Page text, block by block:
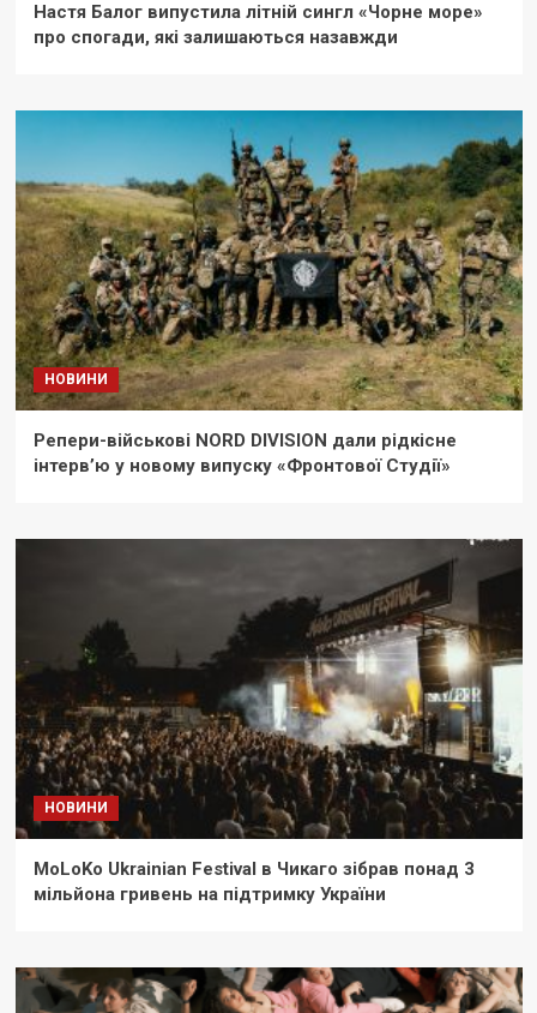
Настя Балог випустила літній сингл «Чорне море»
про спогади, які залишаються назавжди
НОВИНИ
Репери-військові NORD DIVISION дали рідкісне
інтерв’ю у новому випуску «Фронтової Студії»
НОВИНИ
MoLoKo Ukrainian Festival в Чикаго зібрав понад 3
мільйона гривень на підтримку України